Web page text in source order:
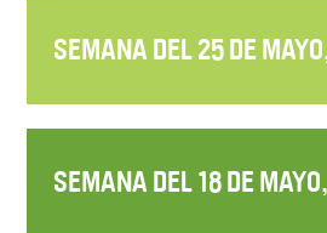
SEMANA DEL 25 DE
SEMANA DEL 18 DE